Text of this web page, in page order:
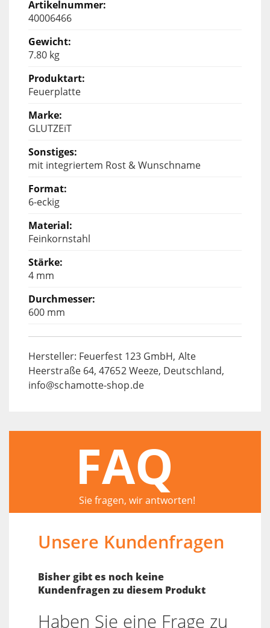
40006466
7.80 kg
Feuerplatte
GLUTZEiT
mit integriertem Rost & Wunschname
6-eckig
Feinkornstahl
4 mm
600 mm
Hersteller: Feuerfest 123 GmbH, Alte
Heerstraße 64, 47652 Weeze, Deutschland,
info@schamotte-shop.de
FAQ
Sie fragen, wir antworten!
Unsere Kundenfragen
Bisher gibt es noch keine
Kundenfragen zu diesem Produkt
Haben Sie eine Frage zu